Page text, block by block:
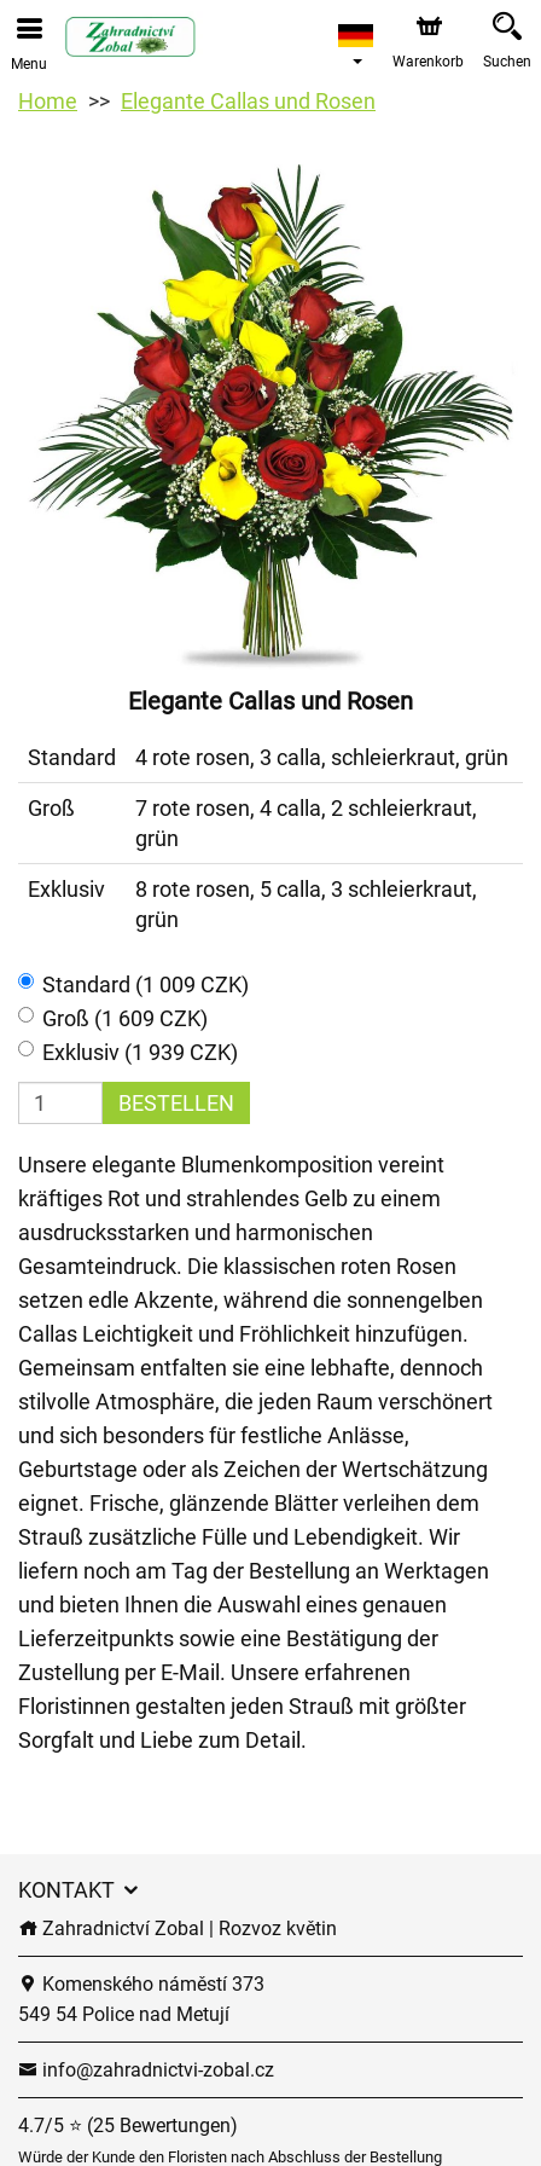
Menu Warenkorb Suchen
Home Elegante Callas und Rosen
Elegante Callas und Rosen
Standard
4 rote rosen, 3 calla, schleierkraut, grün
Groß
7 rote rosen, 4 calla, 2 schleierkraut,
grün
Exklusiv
8 rote rosen, 5 calla, 3 schleierkraut,
grün
Standard (1 009 CZK)
Groß (1 609 CZK)
Exklusiv (1 939 CZK)
BESTELLEN
Unsere elegante Blumenkomposition vereint
kräftiges Rot und strahlendes Gelb zu einem
ausdrucksstarken und harmonischen
Gesamteindruck. Die klassischen roten Rosen
setzen edle Akzente, während die sonnengelben
Callas Leichtigkeit und Fröhlichkeit hinzufügen.
Gemeinsam entfalten sie eine lebhafte, dennoch
stilvolle Atmosphäre, die jeden Raum verschönert
und sich besonders für festliche Anlässe,
Geburtstage oder als Zeichen der Wertschätzung
eignet. Frische, glänzende Blätter verleihen dem
Strauß zusätzliche Fülle und Lebendigkeit. Wir
liefern noch am Tag der Bestellung an Werktagen
und bieten Ihnen die Auswahl eines genauen
Lieferzeitpunkts sowie eine Bestätigung der
Zustellung per E-Mail. Unsere erfahrenen
Floristinnen gestalten jeden Strauß mit größter
Sorgfalt und Liebe zum Detail.
KONTAKT
Zahradnictví Zobal | Rozvoz květin
Komenského náměstí 373
549 54 Police nad Metují
info@zahradnictvi-zobal.cz
4.7/5 ⭐ (25 Bewertungen)
Würde der Kunde den Floristen nach Abschluss der Bestellung